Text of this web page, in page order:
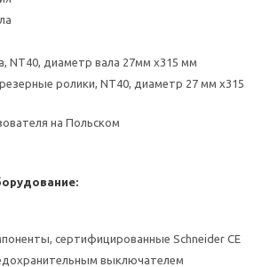
NT40, диаметр вала 27мм x315 мм
ролики, NT40, диаметр 27 мм x315
на Польском
сертифицированные Schneider CE
выключателем